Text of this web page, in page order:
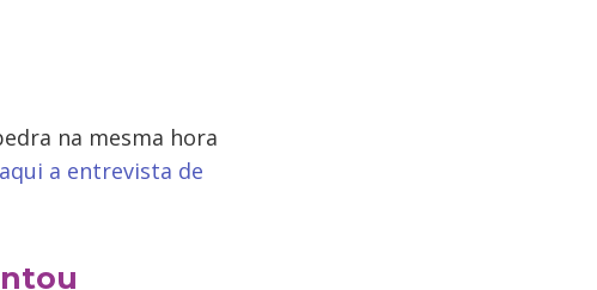
na mesma hora
a entrevista de